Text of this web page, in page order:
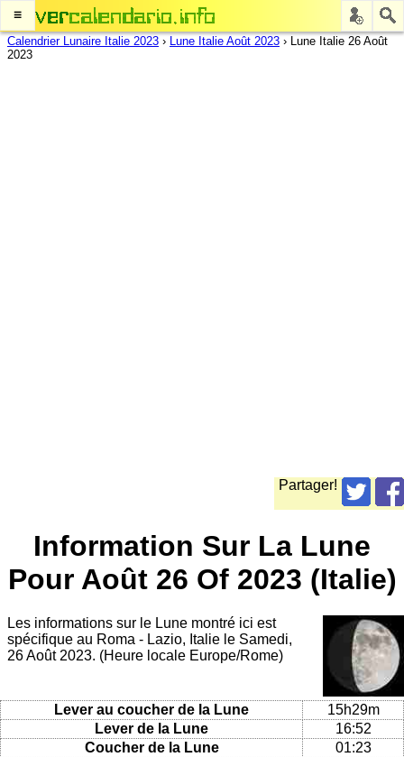
≡
Calendrier Lunaire Italie 2023 › Lune Italie Août 2023 › Lune Italie 26 Août
2023
Partager!
Information Sur La Lune
Pour Août 26 Of 2023 (Italie)
Les informations sur le Lune montré ici est
spécifique au Roma - Lazio, Italie le Samedi,
26 Août 2023. (Heure locale Europe/Rome)
Lever au coucher de la Lune
15h29m
Lever de la Lune
16:52
Coucher de la Lune
01:23